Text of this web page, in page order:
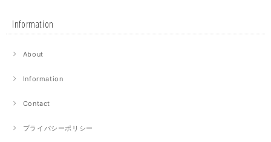
Information
About
Information
Contact
プライバシーポリシー